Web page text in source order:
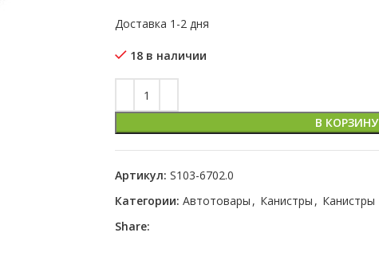
Доставка 1-2 дня
18 в наличии
В КОРЗИНУ
Артикул: S103-6702.0
Категории: Автотовары , Канистры , Канистры
Share: